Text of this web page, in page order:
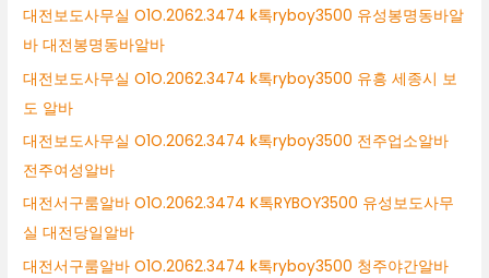
대전보도사무실 O1O.2062.3474 k톡ryboy3500 유성봉명동바알
바 대전봉명동바알바
대전보도사무실 O1O.2062.3474 k톡ryboy3500 유흥 세종시 보
도 알바
대전보도사무실 O1O.2062.3474 k톡ryboy3500 전주업소알바
전주여성알바
대전서구룸알바 O1O.2062.3474 K톡RYBOY3500 유성보도사무
실 대전당일알바
대전서구룸알바 O1O.2062.3474 k톡ryboy3500 청주야간알바